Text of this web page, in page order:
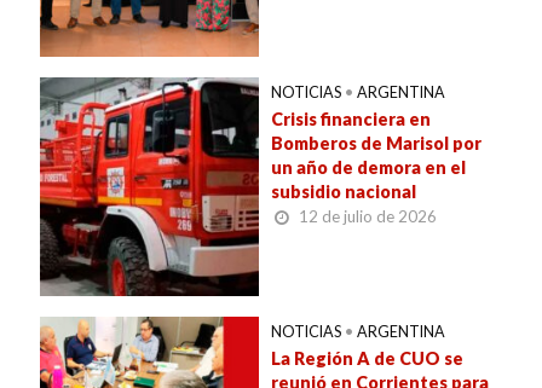
NOTICIAS • ARGENTINA
Crisis financiera en
Bomberos de Marisol por
un año de demora en el
subsidio nacional
12 de julio de 2026
NOTICIAS • ARGENTINA
La Región A de CUO se
reunió en Corrientes para